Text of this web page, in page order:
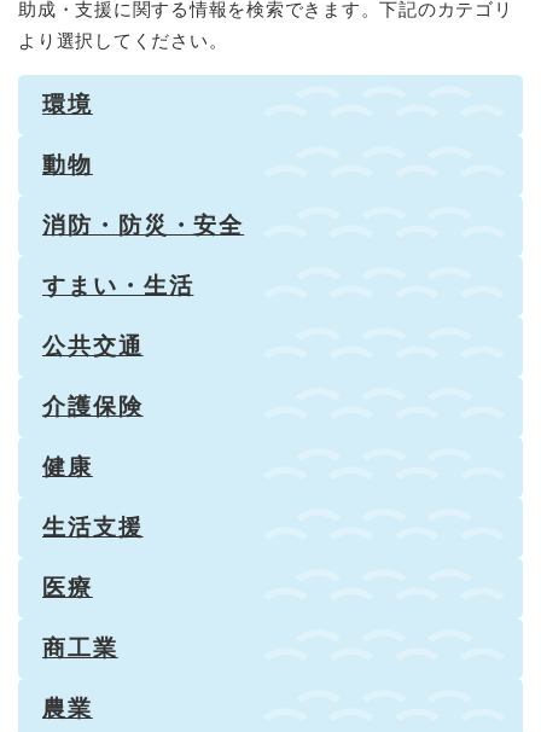
助成・支援に関する情報を検索できます。下記のカテゴリ
より選択してください。
環境
動物
消防・防災・安全
すまい・生活
公共交通
介護保険
健康
生活支援
医療
商工業
農業